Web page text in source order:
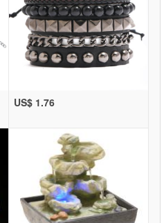
US$ 1.76